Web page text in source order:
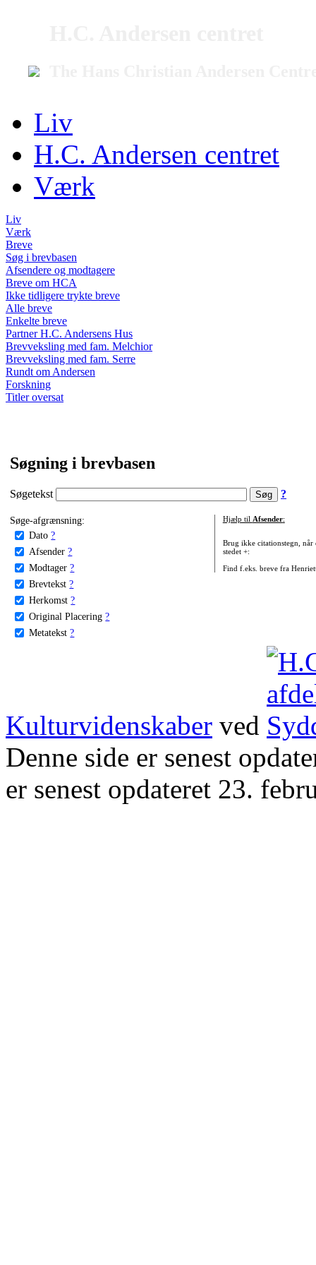
Liv
H.C. Andersen centret
Værk
Liv
Værk
Breve
Søg i brevbasen
Afsendere og modtagere
Breve om HCA
Ikke tidligere trykte breve
Alle breve
Enkelte breve
Partner H.C. Andersens Hus
Brevveksling med fam. Melchior
Brevveksling med fam. Serre
Rundt om Andersen
Forskning
Titler oversat
Søgning i brevbasen
Søgetekst ?
Søge-afgrænsning:
Dato ?
Afsender ?
Modtager ?
Brevtekst ?
Herkomst ?
Original Placering ?
Metatekst ?
Hjælp til Afsender:
Brug ikke citationstegn, når
stedet +:
Find f.eks. breve fra
Kulturvidenskaber ved
Denne side er senest
er senest opdateret 23.